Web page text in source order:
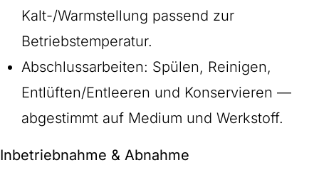
Kalt-/Warmstellung passend zur
Betriebstemperatur.
Abschlussarbeiten: Spülen, Reinigen,
Entlüften/Entleeren und Konservieren —
abgestimmt auf Medium und Werkstoff.
Inbetriebnahme & Abnahme